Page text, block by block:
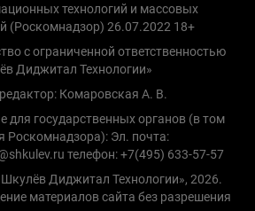
технологий и массовых
(Роскомнадзор) 26.07.2022 18+
с ограниченной ответственностью
Диджитал Технологии»
Комаровская А. В.
для государственных органов (в том
Роскомнадзора): Эл. почта:
телефон: +7(495) 633-57-57
Диджитал Технологии», 2026.
материалов сайта без разрешения